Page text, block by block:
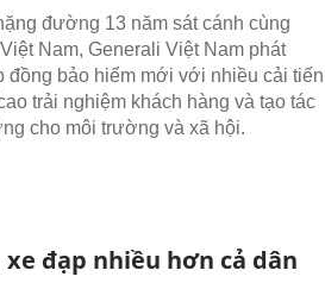
đường 13 năm sát cánh cùng
Nam, Generali Việt Nam phát
đồng bảo hiểm mới với nhiều cải tiến
trải nghiệm khách hàng và tạo tác
cho môi trường và xã hội.
đạp nhiều hơn cả dân